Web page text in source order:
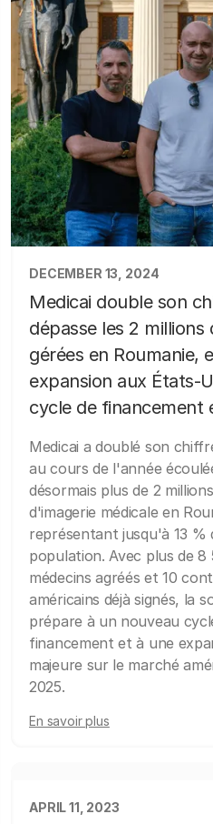
DECEMBER 13, 2024
Medicai double son
dépasse les 2
gérées en Roumanie,
expansion aux États-
cycle de financement
Medicai a doublé son
au cours de l'année
désormais plus de 2
d'imagerie médicale en
représentant jusqu'à 13 %
population. Avec plus de 8
médecins agréés et 10
américains déjà signés, la
prépare à un nouveau
financement et à une
majeure sur le marché
2025.
En savoir plus
APRIL 11, 2023